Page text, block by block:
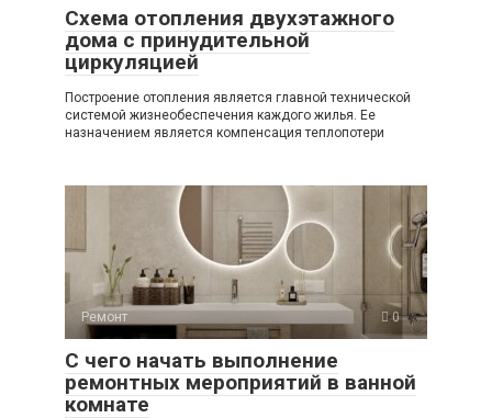
Схема отопления двухэтажного
дома с принудительной
циркуляцией
Построение отопления является главной технической
системой жизнеобеспечения каждого жилья. Ее
назначением является компенсация теплопотери
Ремонт 0
С чего начать выполнение
ремонтных мероприятий в ванной
комнате